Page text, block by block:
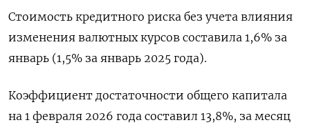
Стоимость кредитного риска без учета влияния
изменения валютных курсов составила 1,6% за
январь (1,5% за январь ⁠2025 года).
Коэффициент достаточности общего капитала
на 1 февраля 2026 года составил 13,8%, за месяц